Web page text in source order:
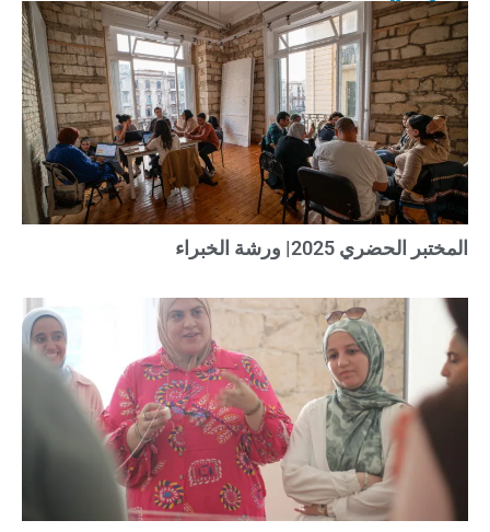
المختبر الحضري 2025| ورشة الخبراء